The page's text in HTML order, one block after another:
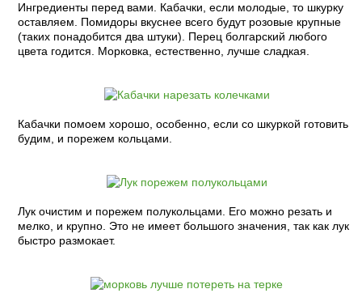
Ингредиенты перед вами. Кабачки, если молодые, то шкурку
оставляем. Помидоры вкуснее всего будут розовые крупные
(таких понадобится два штуки). Перец болгарский любого
цвета годится. Морковка, естественно, лучше сладкая.
Кабачки помоем хорошо, особенно, если со шкуркой готовить
будим, и порежем кольцами.
Лук очистим и порежем полукольцами. Его можно резать и
мелко, и крупно. Это не имеет большого значения, так как лук
быстро размокает.